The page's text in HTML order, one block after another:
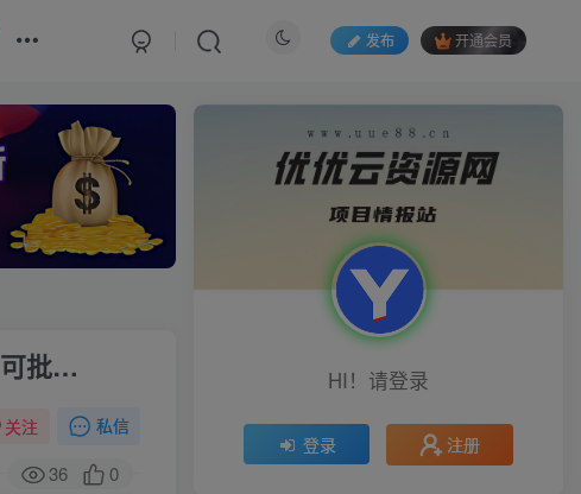
发布 开通会员
可批…
关注 私信
36 0
HI！请登录
登录 注册